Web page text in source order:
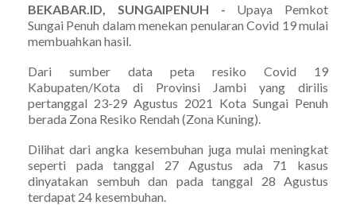
BEKABAR.ID, SUNGAIPENUH - Upaya Pemkot
Sungai Penuh dalam menekan penularan Covid 19 mulai
membuahkan hasil.
Dari sumber data peta resiko Covid 19
Kabupaten/Kota di Provinsi Jambi yang dirilis
pertanggal 23-29 Agustus 2021 Kota Sungai Penuh
berada Zona Resiko Rendah (Zona Kuning).
Dilihat dari angka kesembuhan juga mulai meningkat
seperti pada tanggal 27 Agustus ada 71 kasus
dinyatakan sembuh dan pada tanggal 28 Agustus
terdapat 24 kesembuhan.